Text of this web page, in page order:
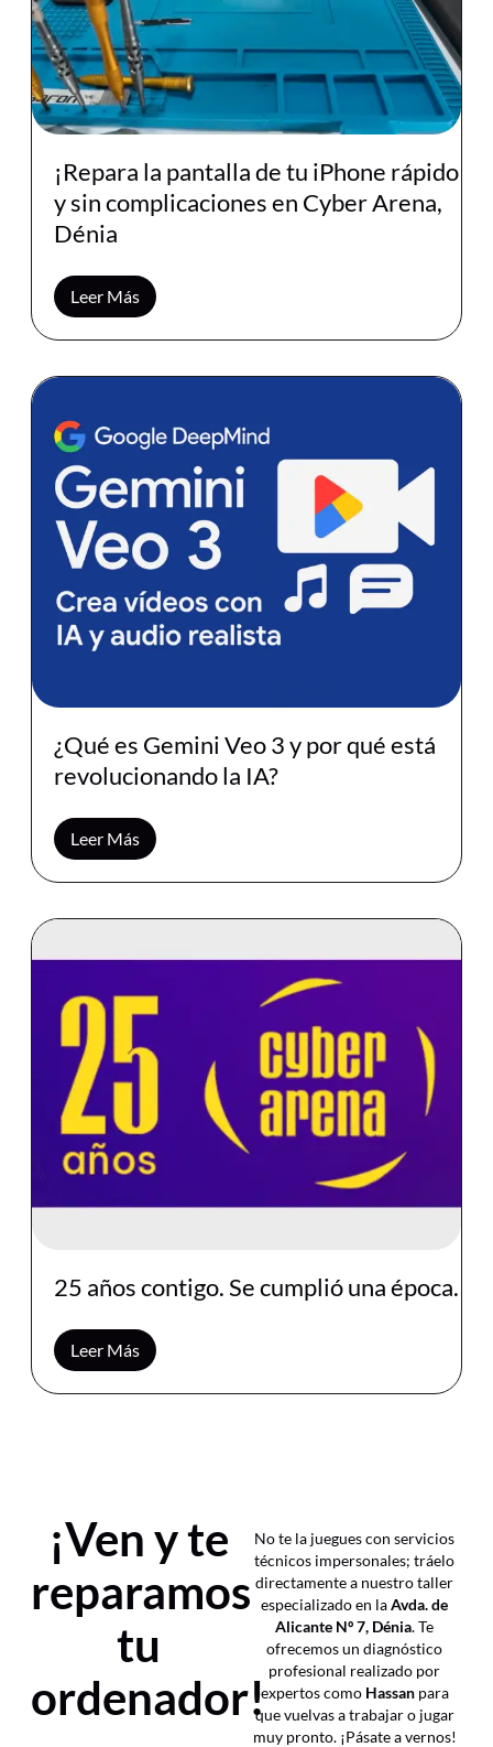
¡Repara la pantalla de tu iPhone rápido
y sin complicaciones en Cyber Arena,
Dénia
Leer Más
¿Qué es Gemini Veo 3 y por qué está
revolucionando la IA?
Leer Más
25 años contigo. Se cumplió una época.
Leer Más
¡Ven y te
reparamos
tu
ordenador!
No te la juegues con servicios
técnicos impersonales; tráelo
directamente a nuestro taller
especializado en laAvda. de
Alicante Nº 7, Dénia. Te
ofrecemos un diagnóstico
profesional realizado por
expertos como Hassanpara
que vuelvas a trabajar o jugar
muy pronto. ¡Pásate a vernos!